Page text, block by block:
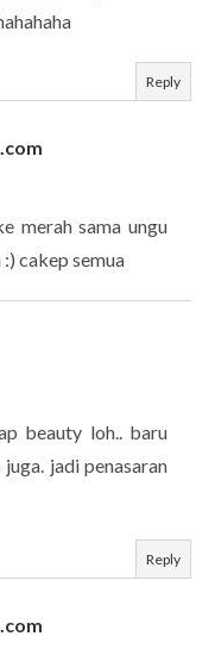
Reply
merah sama ungu
cakep semua
beauty loh.. baru
jadi penasaran
Reply